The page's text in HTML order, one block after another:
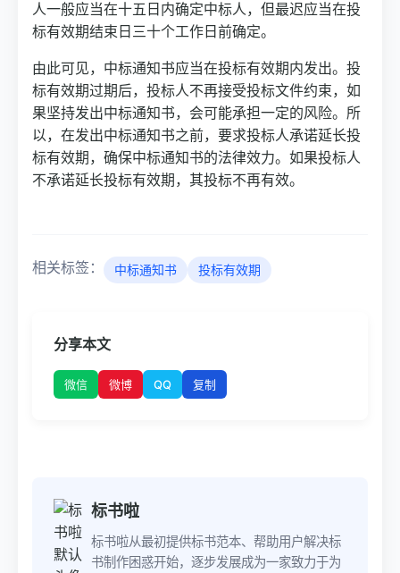
人一般应当在十五日内确定中标人，但最迟应当在投
标有效期结束日三十个工作日前确定。
由此可见，中标通知书应当在投标有效期内发出。投
标有效期过期后，投标人不再接受投标文件约束，如
果坚持发出中标通知书，会可能承担一定的风险。所
以，在发出中标通知书之前，要求投标人承诺延长投
标有效期，确保中标通知书的法律效力。如果投标人
不承诺延长投标有效期，其投标不再有效。
相关标签： 中标通知书 投标有效期
分享本文
微信 微博 QQ 复制
标书啦
标书啦从最初提供标书范本、帮助用户解决标
书制作困惑开始，逐步发展成为一家致力于为